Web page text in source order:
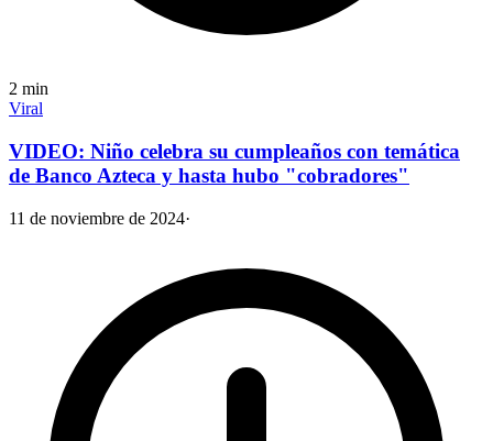
2 min
Viral
VIDEO: Niño celebra su cumpleaños con temática
de Banco Azteca y hasta hubo "cobradores"
11 de noviembre de 2024·